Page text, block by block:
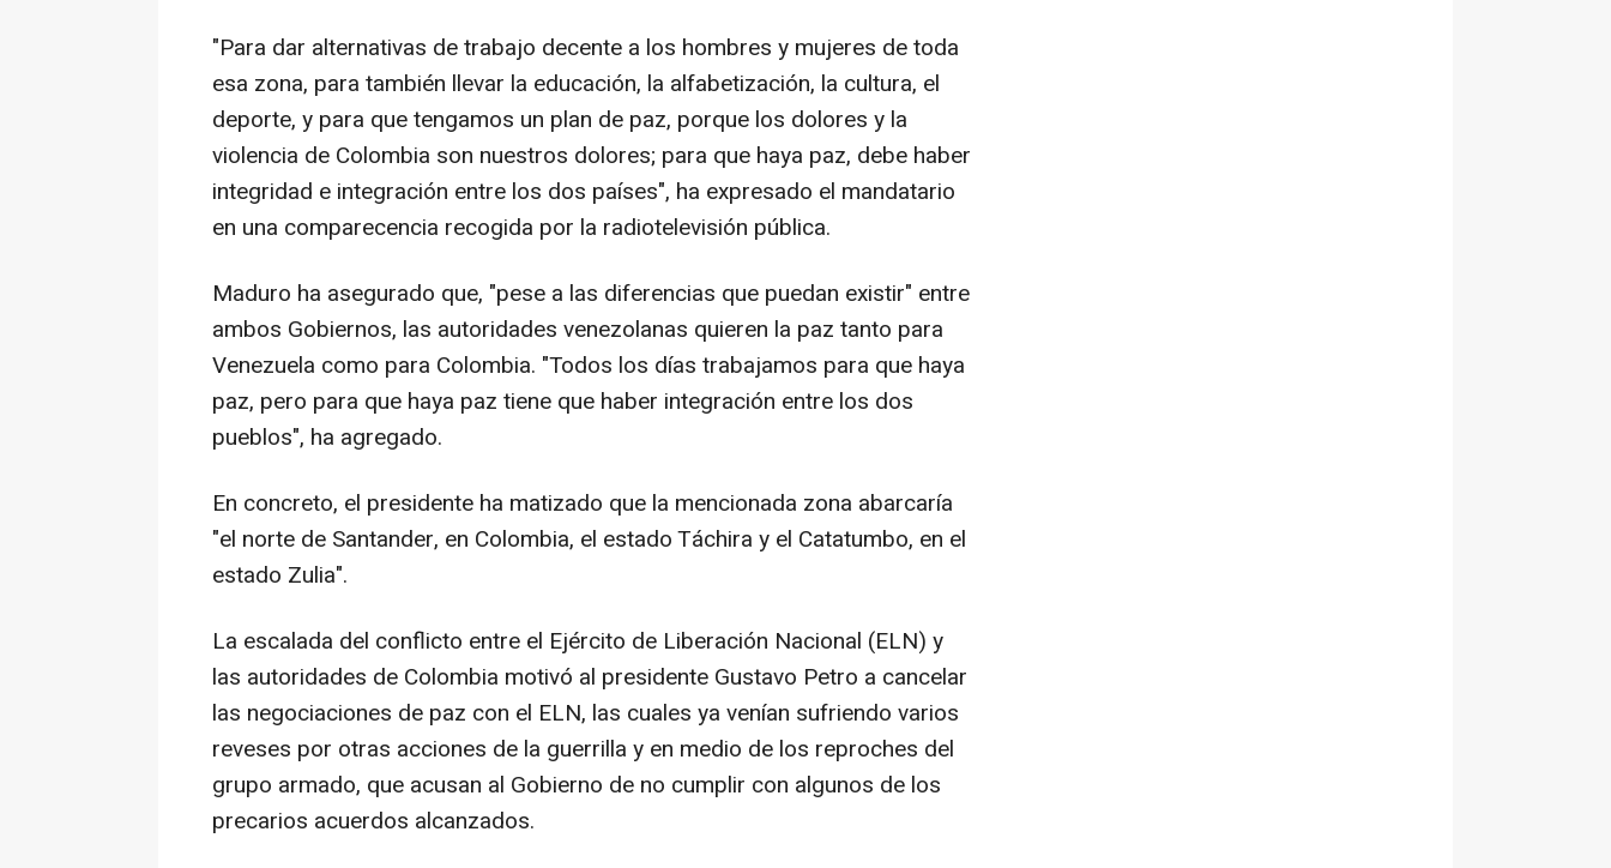
"Para dar alternativas de trabajo decente a los hombres y mujeres de toda
esa zona, para también llevar la educación, la alfabetización, la cultura, el
deporte, y para que tengamos un plan de paz, porque los dolores y la
violencia de Colombia son nuestros dolores; para que haya paz, debe haber
integridad e integración entre los dos países", ha expresado el mandatario
en una comparecencia recogida por la radiotelevisión pública.
Maduro ha asegurado que, "pese a las diferencias que puedan existir" entre
ambos Gobiernos, las autoridades venezolanas quieren la paz tanto para
Venezuela como para Colombia. "Todos los días trabajamos para que haya
paz, pero para que haya paz tiene que haber integración entre los dos
pueblos", ha agregado.
En concreto, el presidente ha matizado que la mencionada zona abarcaría
"el norte de Santander, en Colombia, el estado Táchira y el Catatumbo, en el
estado Zulia".
La escalada del conflicto entre el Ejército de Liberación Nacional (ELN) y
las autoridades de Colombia motivó al presidente Gustavo Petro a cancelar
las negociaciones de paz con el ELN, las cuales ya venían sufriendo varios
reveses por otras acciones de la guerrilla y en medio de los reproches del
grupo armado, que acusan al Gobierno de no cumplir con algunos de los
precarios acuerdos alcanzados.